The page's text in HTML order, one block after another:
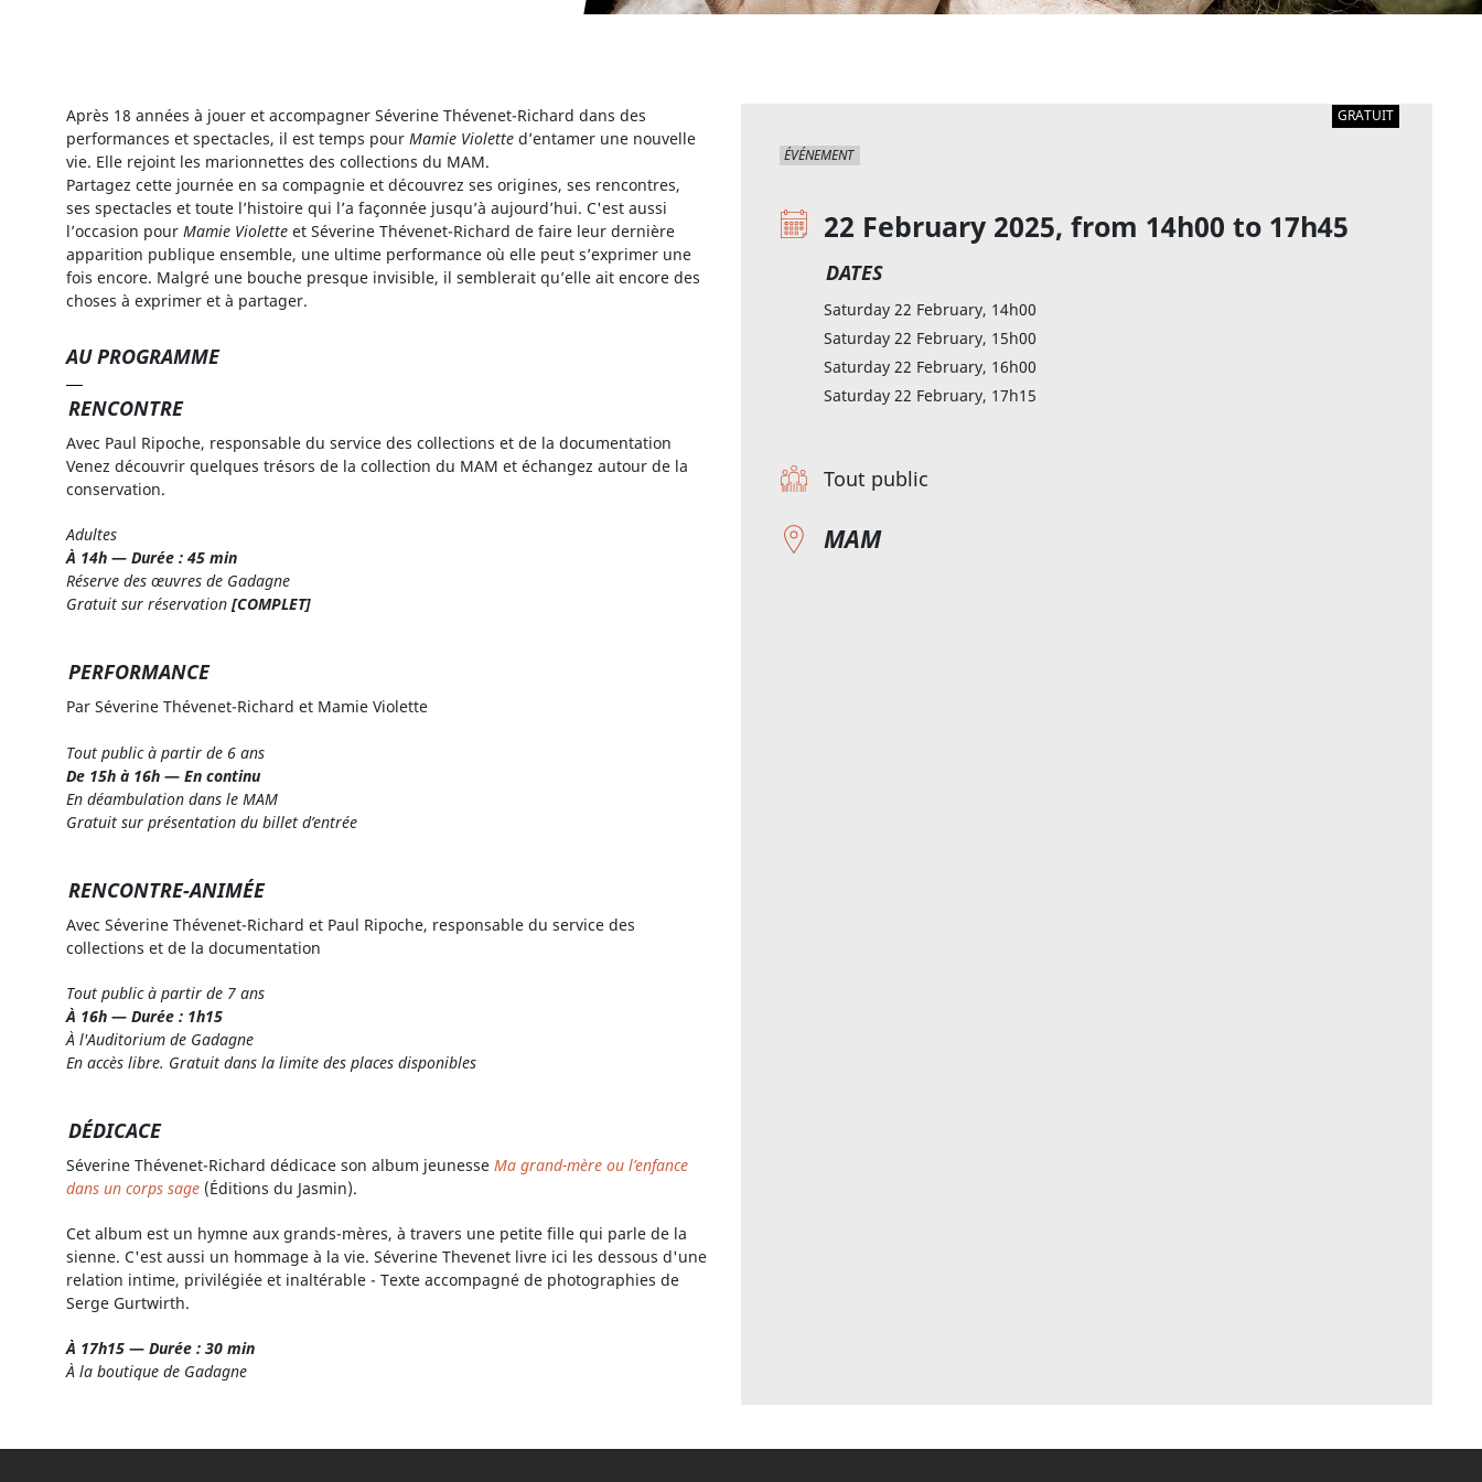
Après 18 années à jouer et accompagner Séverine Thévenet-Richard dans des
performances et spectacles, il est temps pour Mamie Violette d’entamer une nouvelle
vie. Elle rejoint les marionnettes des collections du MAM.
Partagez cette journée en sa compagnie et découvrez ses origines, ses rencontres,
ses spectacles et toute l’histoire qui l’a façonnée jusqu’à aujourd’hui. C'est aussi
l’occasion pour Mamie Violette et Séverine Thévenet-Richard de faire leur dernière
apparition publique ensemble, une ultime performance où elle peut s’exprimer une
fois encore. Malgré une bouche presque invisible, il semblerait qu’elle ait encore des
choses à exprimer et à partager.
AU PROGRAMME
RENCONTRE
Avec Paul Ripoche, responsable du service des collections et de la documentation
Venez découvrir quelques trésors de la collection du MAM et échangez autour de la
conservation.
Adultes
À 14h — Durée : 45 min
Réserve des œuvres de Gadagne
Gratuit sur réservation [COMPLET]
PERFORMANCE
Par Séverine Thévenet-Richard et Mamie Violette
Tout public à partir de 6 ans
De 15h à 16h — En continu
En déambulation dans le MAM
Gratuit sur présentation du billet d’entrée
RENCONTRE-ANIMÉE
Avec Séverine Thévenet-Richard et Paul Ripoche, responsable du service des
collections et de la documentation
Tout public à partir de 7 ans
À 16h — Durée : 1h15
À l'Auditorium de Gadagne
En accès libre. Gratuit dans la limite des places disponibles
DÉDICACE
Séverine Thévenet-Richard dédicace son album jeunesse Ma grand-mère ou l’enfance
dans un corps sage (Éditions du Jasmin).
Cet album est un hymne aux grands-mères, à travers une petite fille qui parle de la
sienne. C'est aussi un hommage à la vie. Séverine Thevenet livre ici les dessous d'une
relation intime, privilégiée et inaltérable - Texte accompagné de photographies de
Serge Gurtwirth.
À 17h15 — Durée : 30 min
À la boutique de Gadagne
GRATUIT
ÉVÉNEMENT
22 February 2025, from 14h00 to 17h45
DATES
Saturday 22 February, 14h00
Saturday 22 February, 15h00
Saturday 22 February, 16h00
Saturday 22 February, 17h15
Tout public
MAM